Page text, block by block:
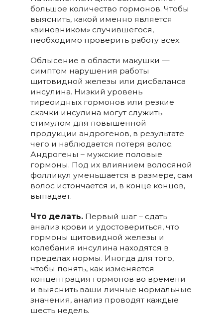
большое количество гормонов. Чтобы
выяснить, какой именно является
«виновником» случившегося,
необходимо проверить работу всех.
Облысение в области макушки —
симптом нарушения работы
щитовидной железы или дисбаланса
инсулина. Низкий уровень
тиреоидных гормонов или резкие
скачки инсулина могут служить
стимулом для повышенной
продукции андрогенов, в результате
чего и наблюдается потеря волос.
Андрогены – мужские половые
гормоны. Под их влиянием волосяной
фолликул уменьшается в размере, сам
волос истончается и, в конце концов,
выпадает.
Что делать.Первый шаг – сдать
анализ крови и удостовериться, что
гормоны щитовидной железы и
колебания инсулина находятся в
пределах нормы. Иногда для того,
чтобы понять, как изменяется
концентрация гормонов во времени
и выяснить ваши личные нормальные
значения, анализ проводят каждые
шесть недель.